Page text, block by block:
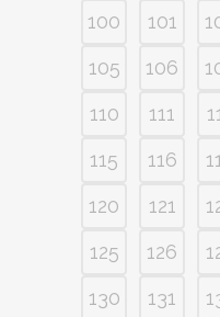
100
101
105
106
110
111
115
116
120
121
125
126
130
131